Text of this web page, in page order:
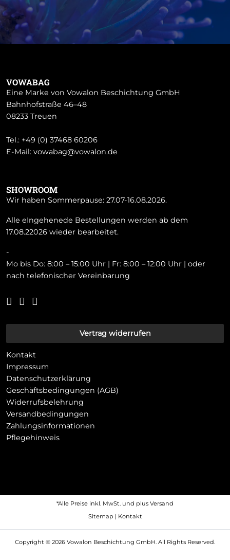
VOWABAG
Eine Marke von Vowalon Beschichtung GmbH
Bahnhofstraße 46–48
08233 Treuen
Tel.: +49 (0) 37468 60206
E-Mail: vowabag@vowalon.de
SHOWROOM
Wir haben Sommerpause: 27.07-16.08.2026.
Alle eIngehenede Bestellungen werden ab dem
17.08.22026 wieder bearbeitet.
-
Mo bis Do: 8:00 – 15:00 Uhr | Fr: 8:00 – 12:00 Uhr | oder
nach telefonischer Vereinbarung
Vertrag widerrufen
Kontakt
Impressum
Datenschutzerklärung
Geschäftsbedingungen (AGB)
Widerrufsbelehrung
Versandbedingungen
Zahlungsinformationen
Pflegehinweis
*Alle Preise inkl. MwSt. und plus Versand
Sitemap | Kontakt
Copyright © 2026 Vowalon Beschichtung GmbH. All Rights Reserved.